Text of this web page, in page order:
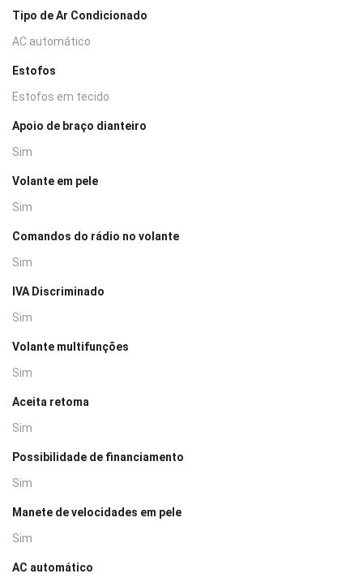
Tipo de Ar Condicionado
AC automático
Estofos
Estofos em tecido
Apoio de braço dianteiro
Sim
Volante em pele
Sim
Comandos do rádio no volante
Sim
IVA Discriminado
Sim
Volante multifunções
Sim
Aceita retoma
Sim
Possibilidade de financiamento
Sim
Manete de velocidades em pele
Sim
AC automático